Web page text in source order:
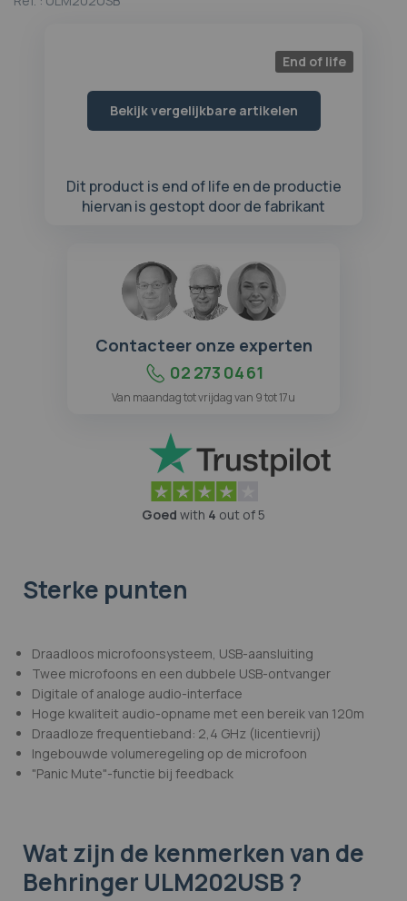
End of life
Bekijk vergelijkbare artikelen
Dit product is end of life en de productie
hiervan is gestopt door de fabrikant
begin
Contacteer onze experten
02 273 04 61
Van maandag tot vrijdag van 9 tot 17u
Goed with 4 out of 5
Sterke punten
Draadloos microfoonsysteem, USB-aansluiting
Twee microfoons en een dubbele USB-ontvanger
Digitale of analoge audio-interface
Hoge kwaliteit audio-opname met een bereik van 120m
Draadloze frequentieband: 2,4 GHz (licentievrij)
Ingebouwde volumeregeling op de microfoon
"Panic Mute"-functie bij feedback
Wat zijn de kenmerkenvan de
Behringer ULM202USB ?